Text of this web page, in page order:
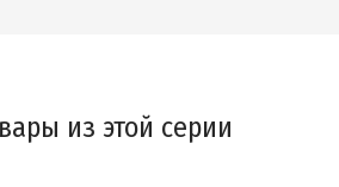
из этой серии